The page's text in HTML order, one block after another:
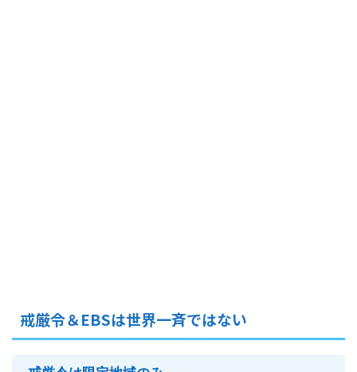
戒厳令＆EBSは世界一斉ではない